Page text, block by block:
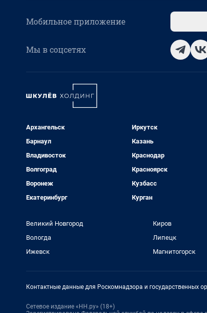
Мобильное приложение
Мы в соцсетях
Архангельск
Барнаул
Владивосток
Волгоград
Воронеж
Екатеринбург
Иркутск
Казань
Краснодар
Красноярск
Кузбасс
Курган
Великий Новгород
Вологда
Ижевск
Киров
Липецк
Магнитогорск
Контактные данные для Роскомнадзора и государственных
Сетевое издание «НН.ру» (18+)